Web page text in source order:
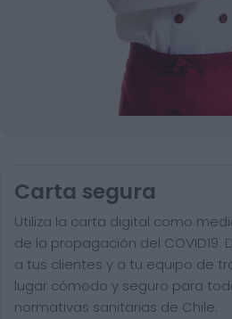
Carta segura
Utiliza la carta digital como
de la propagación del
a tus clientes y a tu equipo de
lugar cómodo y seguro para
normativas sanitarias de Chile.